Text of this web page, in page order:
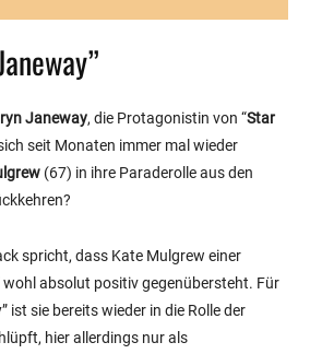
Janeway, die Protagonistin von “Star
seit Monaten immer mal wieder
(67) in ihre Paraderolle aus den
spricht, dass Kate Mulgrew einer
wohl absolut positiv gegenübersteht. Für
ist sie bereits wieder in die Rolle der
hier allerdings nur als